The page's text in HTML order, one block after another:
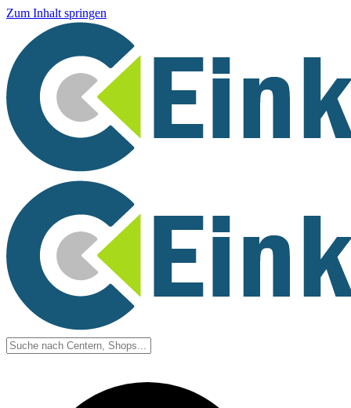
Zum Inhalt springen